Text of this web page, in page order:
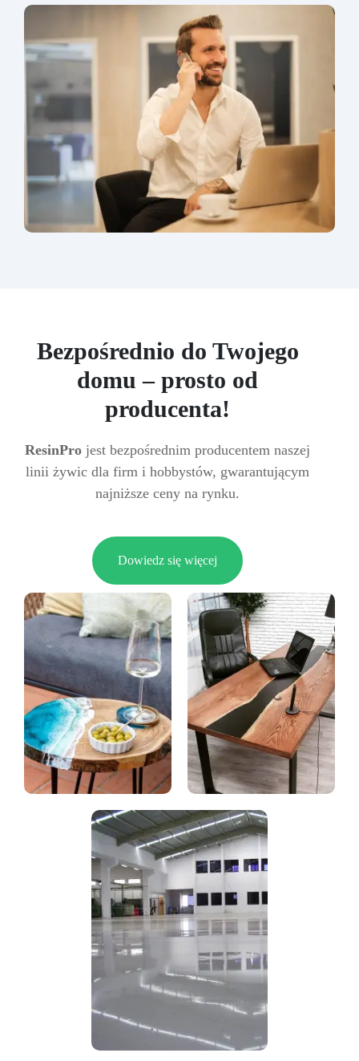
Bezpośrednio do Twojego
domu – prosto od
producenta!
ResinPro jest bezpośrednim producentem naszej
linii żywic dla firm i hobbystów, gwarantującym
najniższe ceny na rynku.
Dowiedz się więcej